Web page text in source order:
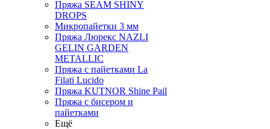
Пряжа SEAM SHINY
DROPS
Микропайетки 3 мм
Пряжа Люрекс NAZLI
GELIN GARDEN
METALLIC
Пряжа с пайетками La
Filati Lucido
Пряжа KUTNOR Shine Pail
Пряжа с бисером и
пайетками
Ещё